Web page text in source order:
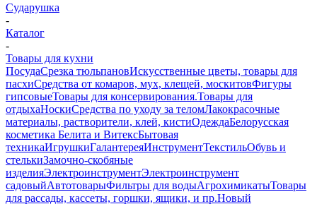
Сударушка
-
Каталог
-
Товары для кухни
ПосудаСрезка тюльпановИскусственные цветы, товары для
пасхиСредства от комаров, мух, клещей, москитовФигуры
гипсовыеТовары для консервирования.Товары для
отдыхаНоскиСредства по уходу за теломЛакокрасочные
материалы, растворители, клей, кистиОдеждаБелорусская
косметика Белита и ВитексБытовая
техникаИгрушкиГалантереяИнструментТекстильОбувь и
стелькиЗамочно-скобяные
изделияЭлектроинструментЭлектроинструмент
садовыйАвтотоварыФильтры для водыАгрохимикатыТовары
для рассады, кассеты, горшки, ящики, и пр.Новый